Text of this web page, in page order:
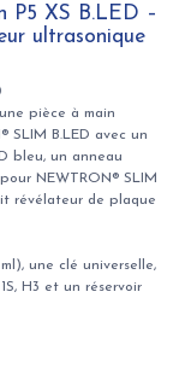
P5 XS B.LED –
ultrasonique
pièce à main
SLIM B.LED avec un
bleu, un anneau
NEWTRON® SLIM
révélateur de plaque
ml), une clé universelle,
1S, H3 et un réservoir